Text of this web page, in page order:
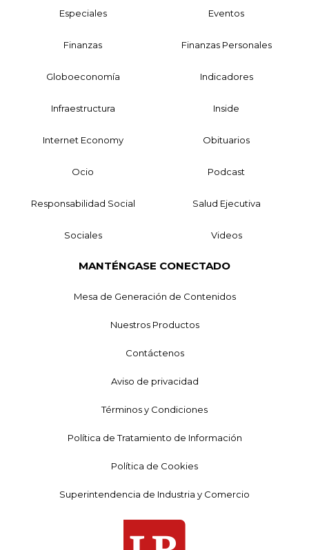
Especiales Eventos
Finanzas Finanzas Personales
Globoeconomía Indicadores
Infraestructura Inside
Internet Economy Obituarios
Ocio Podcast
Responsabilidad Social Salud Ejecutiva
Sociales Videos
MANTÉNGASE CONECTADO
Mesa de Generación de Contenidos
Nuestros Productos
Contáctenos
Aviso de privacidad
Términos y Condiciones
Política de Tratamiento de Información
Política de Cookies
Superintendencia de Industria y Comercio